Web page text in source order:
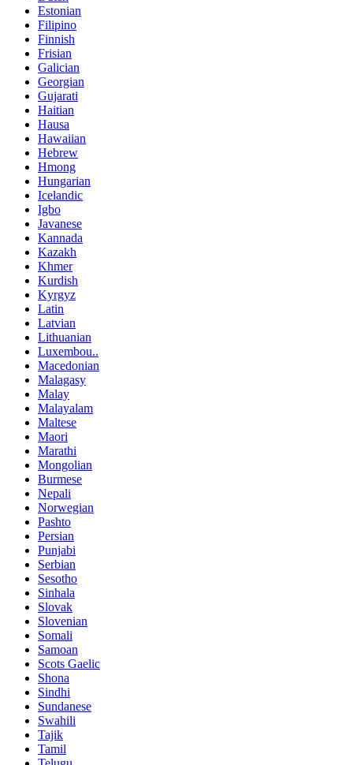
Estonian
Filipino
Finnish
Frisian
Galician
Georgian
Gujarati
Haitian
Hausa
Hawaiian
Hebrew
Hmong
Hungarian
Icelandic
Igbo
Javanese
Kannada
Kazakh
Khmer
Kurdish
Kyrgyz
Latin
Latvian
Lithuanian
Luxembou..
Macedonian
Malagasy
Malay
Malayalam
Maltese
Maori
Marathi
Mongolian
Burmese
Nepali
Norwegian
Pashto
Persian
Punjabi
Serbian
Sesotho
Sinhala
Slovak
Slovenian
Somali
Samoan
Scots Gaelic
Shona
Sindhi
Sundanese
Swahili
Tajik
Tamil